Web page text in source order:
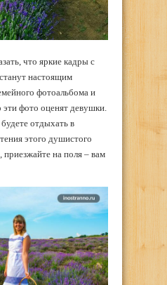
что яркие кадры с
настоящим
фотоальбома и
фото оценят девушки.
отдыхать в
этого душистого
приезжайте на поля – вам